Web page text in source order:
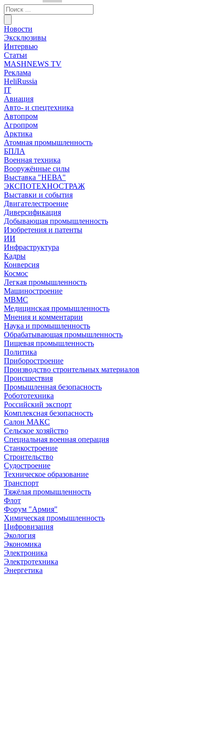
Новости
Эксклюзивы
Интервью
Статьи
MASHNEWS TV
Реклама
HeliRussia
IT
Авиация
Авто- и спецтехника
Автопром
Агропром
Арктика
Атомная промышленность
БПЛА
Военная техника
Вооружённые силы
Выставка "НЕВА"
ЭКСПОТЕХНОСТРАЖ
Выставки и события
Двигателестроение
Диверсификация
Добывающая промышленность
Изобретения и патенты
ИИ
Инфраструктура
Кадры
Конверсия
Космос
Легкая промышленность
Машиностроение
МВМС
Медицинская промышленность
Мнения и комментарии
Наука и промышленность
Обрабатывающая промышленность
Пищевая промышленность
Политика
Приборостроение
Производство строительных материалов
Происшествия
Промышленная безопасность
Робототехника
Российский экспорт
Комплексная безопасность
Салон МАКС
Сельское хозяйство
Специальная военная операция
Станкостроение
Строительство
Судостроение
Техническое образование
Транспорт
Тяжёлая промышленность
Флот
Форум "Армия"
Химическая промышленность
Цифровизация
Экология
Экономика
Электроника
Электротехника
Энергетика